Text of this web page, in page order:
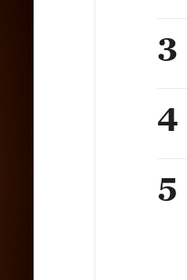
3
4
5